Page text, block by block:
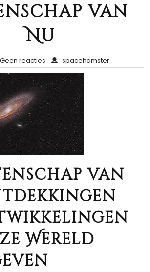
van
Nu
Geen reacties spacehamster
van
Wereld